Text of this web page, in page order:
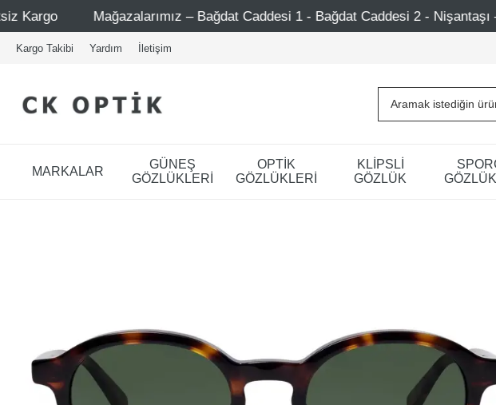
– Bağdat Caddesi 1 - Bağdat Caddesi 2 - Nişantaşı – Etiler – Ataşehir
Kargo Takibi Yardım İletişim
MARKALAR
GÜNEŞ
GÖZLÜKLERİ
OPTİK
GÖZLÜKLERİ
KLİPSLİ
GÖZLÜK